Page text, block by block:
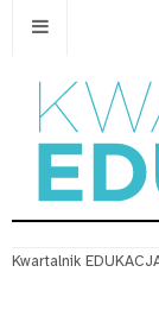
Kwartalnik